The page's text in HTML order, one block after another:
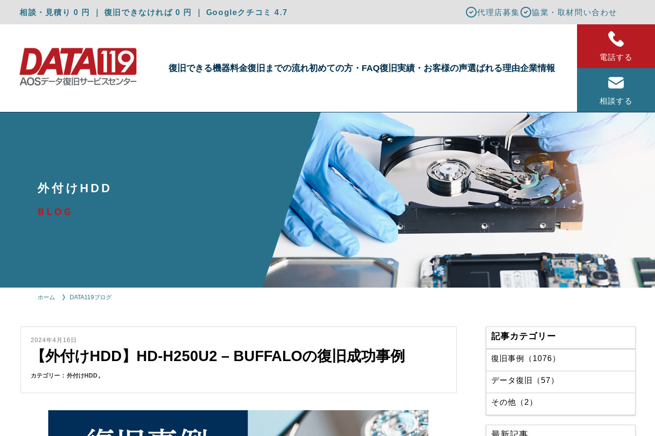
相談・見積り 0 円 ｜ 復旧できなければ 0 円 ｜ Googleクチコミ 4.7 代理店募集 協業・取材問い合わせ
復旧できる機器料金復旧までの流れ初めての方・ FAQ復旧実績・ お客様の声選ばれる理由企業情報
電話する
相談する
外付けHDD
BLOG
ホーム DATA119ブログ
2024年4月16日
【外付けHDD】HD-H250U2 – BUFFALOの復旧成功事例
カテゴリー 外付けHDD
記事カテゴリー
復旧事例（1076）
データ復旧（57）
その他（2）